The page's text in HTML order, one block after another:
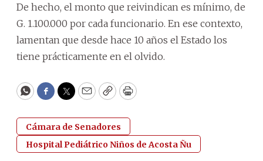
De hecho, el monto que reivindican es mínimo, de
G. 1.100.000 por cada funcionario. En ese contexto,
lamentan que desde hace 10 años el Estado los
tiene prácticamente en el olvido.
WhatsApp
Facebook
Twitter
EmailCopyPrint
Cámara de Senadores
Hospital Pediátrico Niños de Acosta Ñu